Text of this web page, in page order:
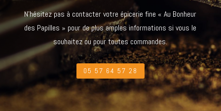
N’hésitez pas à contacter votre épicerie fine « Au Bonheur
des Papilles » pour de plus amples informations si vous le
souhaitez ou pour toutes commandes.
05 57 64 57 28